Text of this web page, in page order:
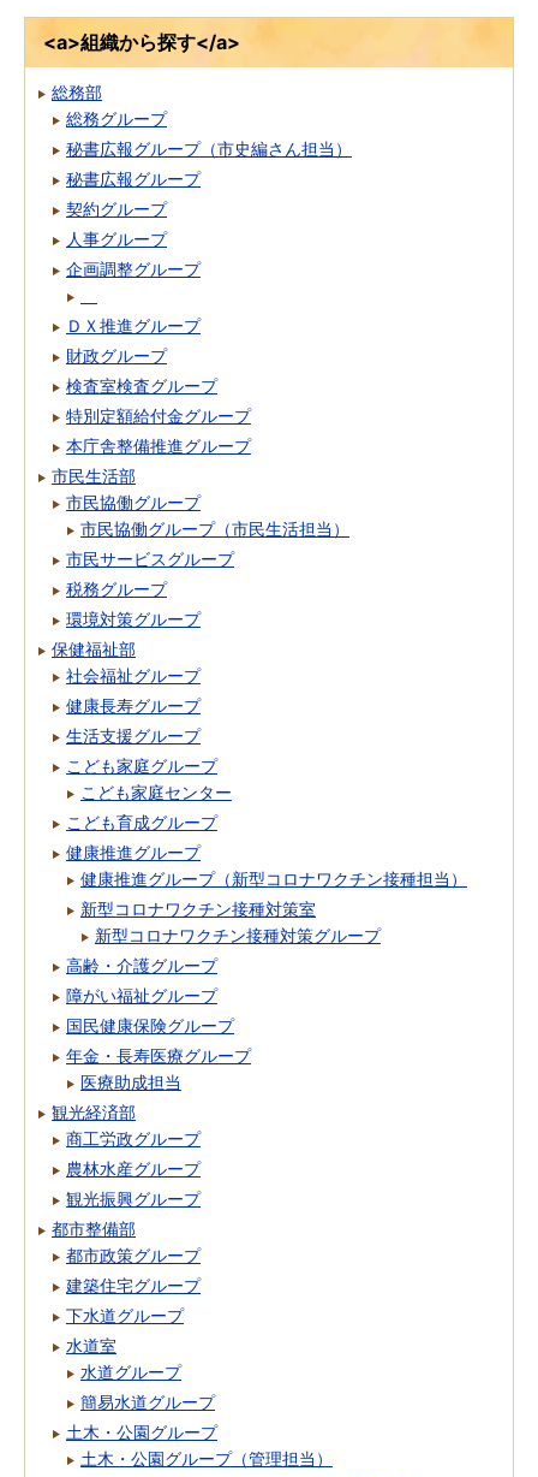
<a>組織から探す</a>
総務部
総務グループ
秘書広報グループ（市史編さん担当）
秘書広報グループ
契約グループ
人事グループ
企画調整グループ
ＤＸ推進グループ
財政グループ
検査室検査グループ
特別定額給付金グループ
本庁舎整備推進グループ
市民生活部
市民協働グループ
市民協働グループ（市民生活担当）
市民サービスグループ
税務グループ
環境対策グループ
保健福祉部
社会福祉グループ
健康長寿グループ
生活支援グループ
こども家庭グループ
こども家庭センター
こども育成グループ
健康推進グループ
健康推進グループ（新型コロナワクチン接種担当）
新型コロナワクチン接種対策室
新型コロナワクチン接種対策グループ
高齢・介護グループ
障がい福祉グループ
国民健康保険グループ
年金・長寿医療グループ
医療助成担当
観光経済部
商工労政グループ
農林水産グループ
観光振興グループ
都市整備部
都市政策グループ
建築住宅グループ
下水道グループ
水道室
水道グループ
簡易水道グループ
土木・公園グループ
土木・公園グループ（管理担当）